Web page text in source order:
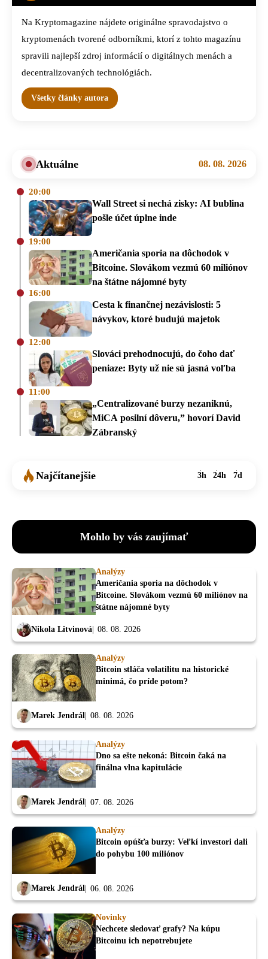
Na Kryptomagazine nájdete originálne spravodajstvo o
kryptomenách tvorené odborníkmi, ktorí z tohto magazínu
spravili najlepší zdroj informácií o digitálnych menách a
decentralizovaných technológiách.
Všetky články autora
Aktuálne 08. 08. 2026
20:00
Wall Street si nechá zisky: AI bublina
pošle účet úplne inde
19:00
Američania sporia na dôchodok v
Bitcoine. Slovákom vezmú 60 miliónov
na štátne nájomné byty
16:00
Cesta k finančnej nezávislosti: 5
návykov, ktoré budujú majetok
12:00
Slováci prehodnocujú, do čoho dať
peniaze: Byty už nie sú jasná voľba
11:00
„Centralizované burzy nezaniknú,
MiCA posilní dôveru,” hovorí David
Zábranský
Najčítanejšie 3h 24h 7d
Mohlo by vás zaujímať
Analýzy
Američania sporia na dôchodok v
Bitcoine. Slovákom vezmú 60 miliónov na
štátne nájomné byty
Nikola Litvinová 08. 08. 2026
Analýzy
Bitcoin stláča volatilitu na historické
minimá, čo príde potom?
Marek Jendrál 08. 08. 2026
Analýzy
Dno sa ešte nekoná: Bitcoin čaká na
finálna vlna kapitulácie
Marek Jendrál 07. 08. 2026
Analýzy
Bitcoin opúšťa burzy: Veľkí investori dali
do pohybu 100 miliónov
Marek Jendrál 06. 08. 2026
Novinky
Nechcete sledovať grafy? Na kúpu
Bitcoinu ich nepotrebujete